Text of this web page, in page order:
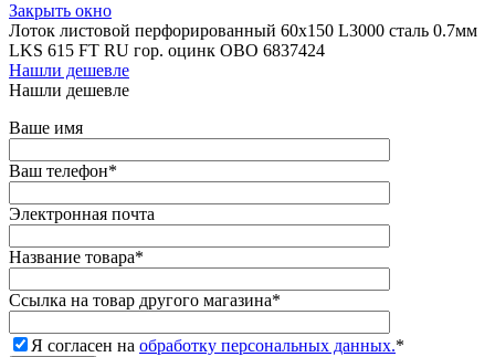
Закрыть окно
Лоток листовой перфорированный 60х150 L3000 сталь 0.7мм
LKS 615 FT RU гор. оцинк OBO 6837424
Нашли дешевле
Нашли дешевле
Ваше имя
Ваш телефон*
Электронная почта
Название товара*
Ссылка на товар другого магазина*
Я согласен на обработку персональных данных.*